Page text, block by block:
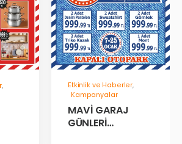
,
Etkinlik ve Haberler,
Kampanyalar
MAVİ GARAJ
GÜNLERİ